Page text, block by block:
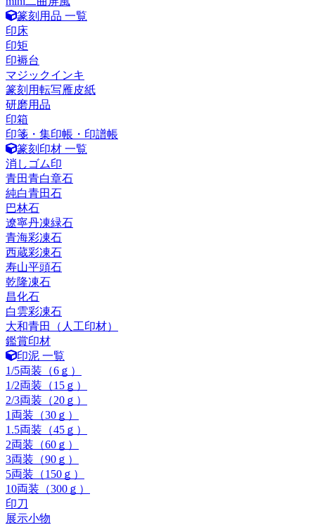
篆刻用品 一覧
印床
印矩
印褥台
マジックインキ
篆刻用転写雁皮紙
研磨用品
印箱
印箋・集印帳・印譜帳
篆刻印材 一覧
消しゴム印
青田青白章石
純白青田石
巴林石
遼寧丹凍緑石
青海彩凍石
西蔵彩凍石
寿山平頭石
乾隆凍石
昌化石
白雲彩凍石
大和青田（人工印材）
鑑賞印材
印泥 一覧
1/5両装（6ｇ）
1/2両装（15ｇ）
2/3両装（20ｇ）
1両装（30ｇ）
1.5両装（45ｇ）
2両装（60ｇ）
3両装（90ｇ）
5両装（150ｇ）
10両装（300ｇ）
印刀
展示小物